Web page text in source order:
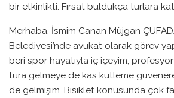
bir etkinlikti. Fırsat buldukça turlara
Merhaba. İsmim Canan Müjgan
Belediyesi’nde avukat olarak görev
beri spor hayatıyla iç içeyim,
tura gelmeye de kas kütleme
de gelmişim. Bisiklet konusunda çok